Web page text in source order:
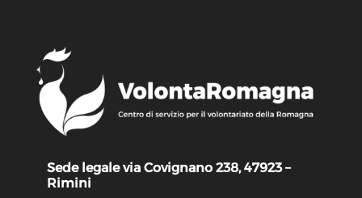
Sede legale via Covignano 238, 47923 –
Rimini